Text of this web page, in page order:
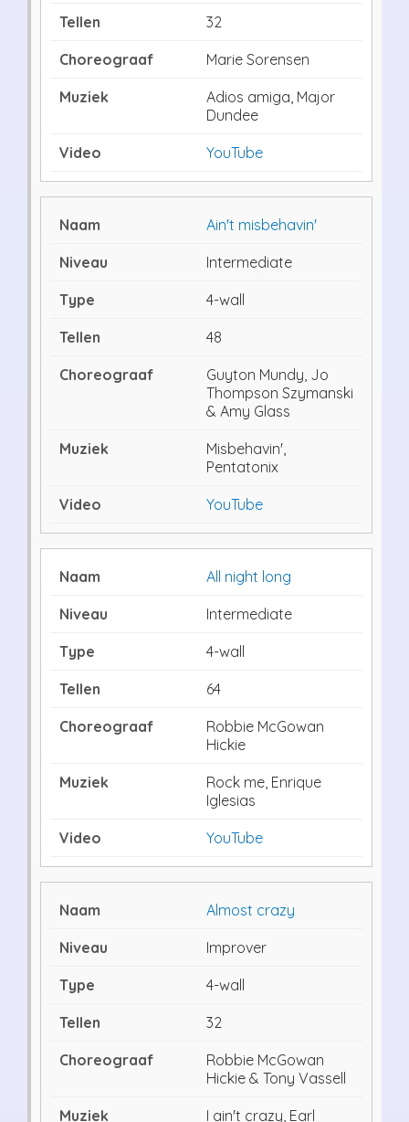
32
Marie Sorensen
Adios amiga, Major
Dundee
YouTube
Ain't misbehavin'
Intermediate
4-wall
48
Guyton Mundy, Jo
Thompson Szymanski
& Amy Glass
Misbehavin',
Pentatonix
YouTube
All night long
Intermediate
4-wall
64
Robbie McGowan
Hickie
Rock me, Enrique
Iglesias
YouTube
Almost crazy
Improver
4-wall
32
Robbie McGowan
Hickie & Tony Vassell
I ain't crazy, Earl